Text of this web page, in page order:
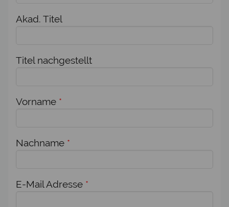
Akad. Titel
Titel nachgestellt
Vorname *
Nachname *
E-Mail Adresse *